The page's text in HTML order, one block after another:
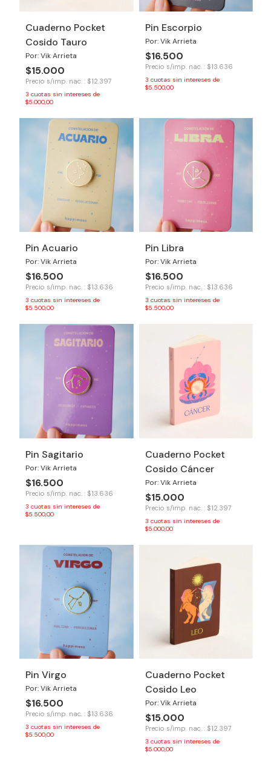
Cuaderno Pocket
Cosido Tauro
Por: Vik Arrieta
$15.000
Precio s/imp. nac. : $12.397
3 cuotas sin intereses de
$5.000,00
Pin Escorpio
Por: Vik Arrieta
$16.500
Precio s/imp. nac. : $13.636
3 cuotas sin intereses de
$5.500,00
Pin Acuario
Por: Vik Arrieta
$16.500
Precio s/imp. nac. : $13.636
3 cuotas sin intereses de
$5.500,00
Pin Libra
Por: Vik Arrieta
$16.500
Precio s/imp. nac. : $13.636
3 cuotas sin intereses de
$5.500,00
Pin Sagitario
Por: Vik Arrieta
$16.500
Precio s/imp. nac. : $13.636
3 cuotas sin intereses de
$5.500,00
Cuaderno Pocket
Cosido Cáncer
Por: Vik Arrieta
$15.000
Precio s/imp. nac. : $12.397
3 cuotas sin intereses de
$5.000,00
Pin Virgo
Por: Vik Arrieta
$16.500
Precio s/imp. nac. : $13.636
3 cuotas sin intereses de
$5.500,00
Cuaderno Pocket
Cosido Leo
Por: Vik Arrieta
$15.000
Precio s/imp. nac. : $12.397
3 cuotas sin intereses de
$5.000,00